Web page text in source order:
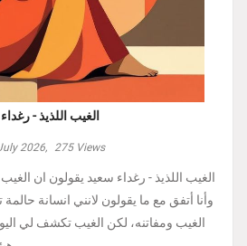
الغيب اللذيذ -
2026, 275Views
الغيب اللذيذ - رغداء سعيد يقولون ان الغيب
وأنا أتفق مع ما يقولون لانني انسانة
الغيب ومفاتنه، لكن الغيب تكشف لي